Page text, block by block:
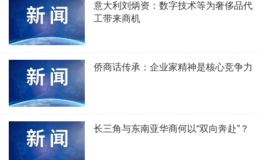
意大利刘炳资：数字技术等为奢侈品代
工带来商机
侨商话传承：企业家精神是核心竞争力
长三角与东南亚华商何以“双向奔赴”？